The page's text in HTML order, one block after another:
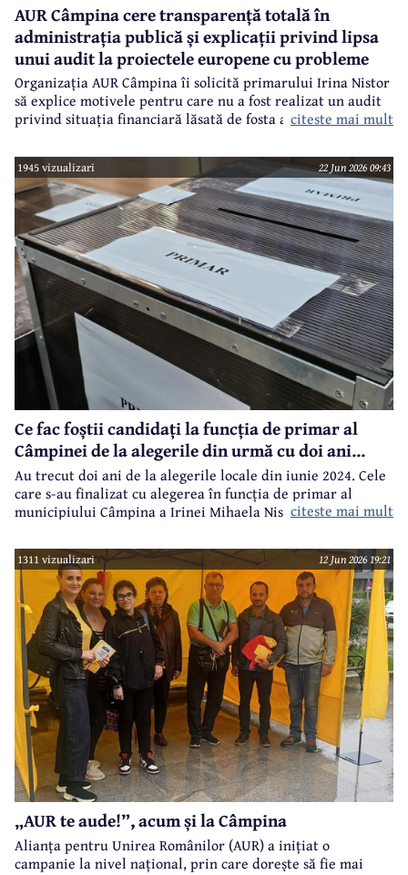
AUR Câmpina cere transparență totală în
administrația publică și explicații privind lipsa
unui audit la proiectele europene cu probleme
Organizația AUR Câmpina îi solicită primarului Irina Nistor
să explice motivele pentru care nu a fost realizat un audit
privind situația financiară lăsată de fosta administrație.
citeste mai mult
1945 vizualizari 22 Jun 2026 09:43
Ce fac foștii candidați la funcția de primar al
Câmpinei de la alegerile din urmă cu doi ani...
Au trecut doi ani de la alegerile locale din iunie 2024. Cele
care s-au finalizat cu alegerea în funcția de primar al
municipiului Câmpina a Irinei Mihaela Nistor, care l-a
Moldoveanu.
citeste mai mult
1311 vizualizari 12 Jun 2026 19:21
„AUR te aude!”, acum și la Câmpina
Alianța pentru Unirea Românilor (AUR) a inițiat o
campanie la nivel național, prin care dorește să fie mai